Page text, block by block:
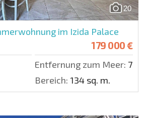
20
im Izida Palace
179 000 €
Entfernung zum Meer: 700
Bereich: 134 sq. m.